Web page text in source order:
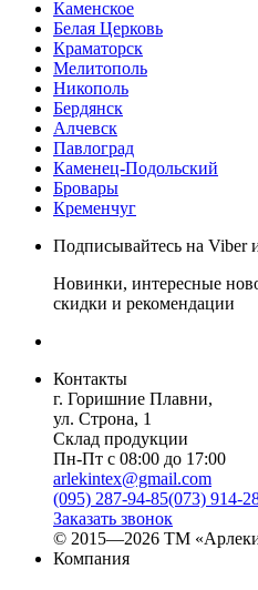
Каменское
Белая Церковь
Краматорск
Мелитополь
Никополь
Бердянск
Алчевск
Павлоград
Каменец-Подольский
Бровары
Кременчуг
Подписывайтесь на Viber
Новинки, интересные
скидки и рекомендации
Контакты
г. Горишние Плавни,
ул. Строна, 1
Склад продукции
Пн-Пт с 08:00 до 17:00
arlekintex@gmail.com
(095) 287-94-85(073) 914-
Заказать звонок
© 2015—2026 ТМ
Компания